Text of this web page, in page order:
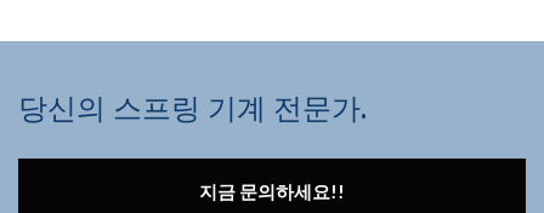
당신의 스프링 기계 전문가.
지금 문의하세요!!